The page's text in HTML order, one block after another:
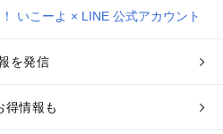
を発信
得情報も